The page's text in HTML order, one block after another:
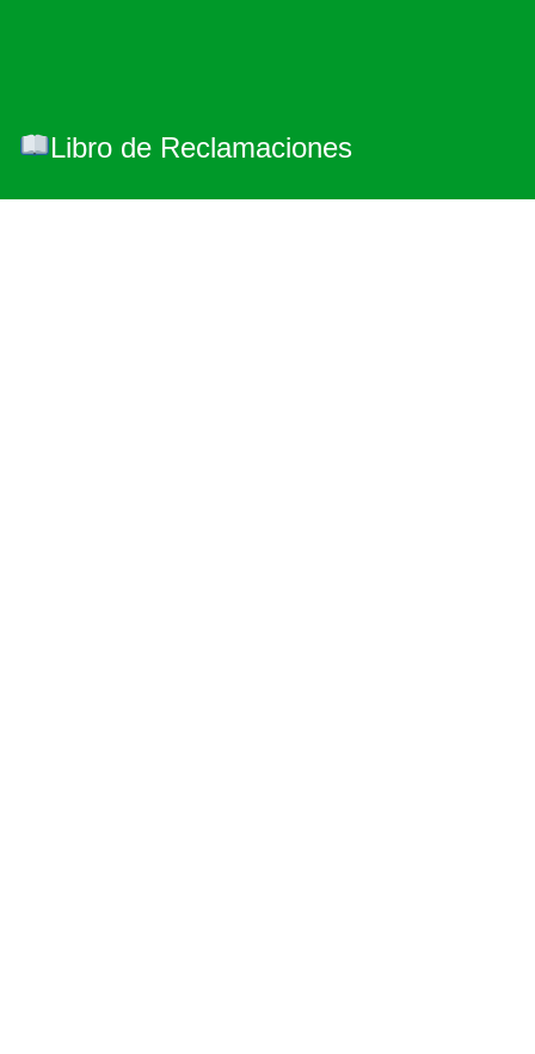
Libro de Reclamaciones